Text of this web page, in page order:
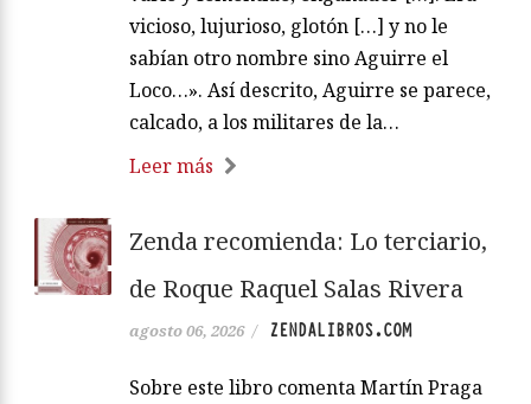
vicioso, lujurioso, glotón […] y no le
sabían otro nombre sino Aguirre el
Loco…». Así descrito, Aguirre se parece,
calcado, a los militares de la…
Leer más
Zenda recomienda: Lo terciario,
de Roque Raquel Salas Rivera
agosto 06, 2026 / ZENDALIBROS.COM
Sobre este libro comenta Martín Praga